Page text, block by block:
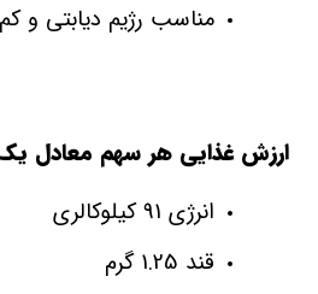
مناسب رژیم دیابتی و
ارزش غذایی هر سهم معادل
انرژی 91 کیلوکالری
قند 1.25 گرم